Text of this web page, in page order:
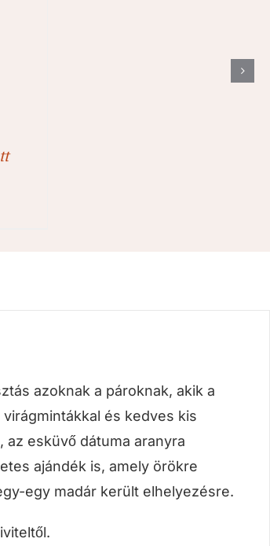
azoknak a pároknak, akik a
és kedves kis
esküvő dátuma aranyra
ajándék is, amely örökre
egy madár került elhelyezésre.